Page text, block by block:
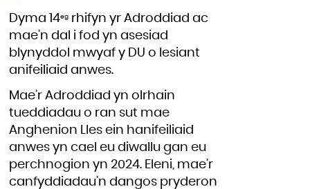
Dyma 14eg rhifyn yr Adroddiad ac
mae’n dal i fod yn asesiad
blynyddol mwyaf y DU o lesiant
anifeiliaid anwes.
Mae’r Adroddiad yn olrhain
tueddiadau o ran sut mae
Anghenion Lles ein hanifeiliaid
anwes yn cael eu diwallu gan eu
perchnogion yn 2024. Eleni, mae’r
canfyddiadau’n dangos pryderon